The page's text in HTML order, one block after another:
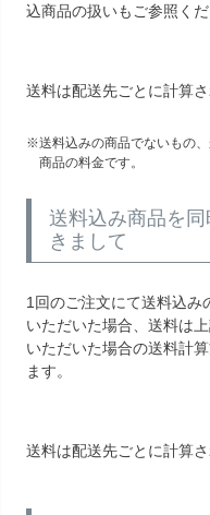
込商品の扱いもご参照くだ
送料は配送先ごとに計算さ
送料込みの商品でないもの
商品の料金です。
送料込み商品を
きまして
1回のご注文にて送料込み
いただいた場合、送料は
いただいた場合の送料計
ます。
送料は配送先ごとに計算さ